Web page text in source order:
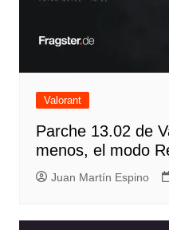
Valorant
Parche 13.02 de
menos, el modo
Juan Martín Espino